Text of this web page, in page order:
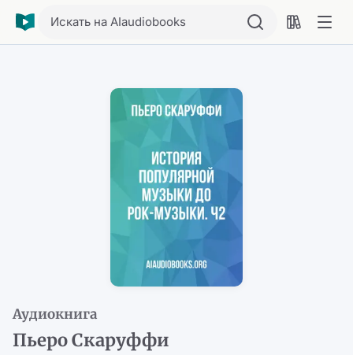
Искать на AIaudiobooks
Аудиокнига
Пьеро Скаруффи